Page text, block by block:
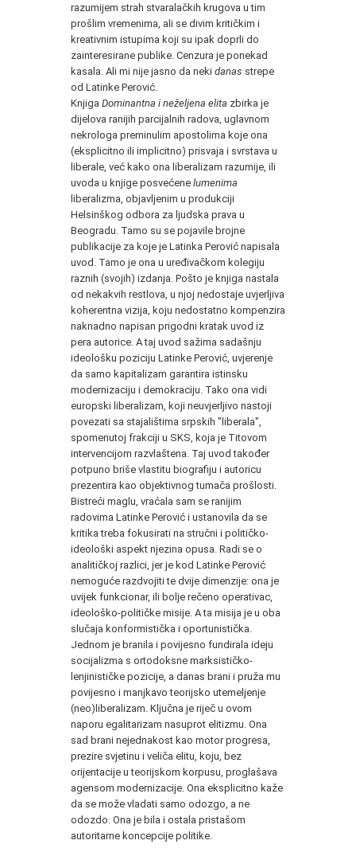
razumijem strah stvaralačkih krugova u tim
prošlim vremenima, ali se divim kritičkim i
kreativnim istupima koji su ipak doprli do
zainteresirane publike. Cenzura je ponekad
kasala. Ali mi nije jasno da neki danas strepe
od Latinke Perović.
Knjiga Dominantna i neželjena elita zbirka je
dijelova ranijih parcijalnih radova, uglavnom
nekrologa preminulim apostolima koje ona
(eksplicitno ili implicitno) prisvaja i svrstava u
liberale, već kako ona liberalizam razumije, ili
uvoda u knjige posvećene lumenima
liberalizma, objavljenim u produkciji
Helsinškog odbora za ljudska prava u
Beogradu. Tamo su se pojavile brojne
publikacije za koje je Latinka Perović napisala
uvod. Tamo je ona u uređivačkom kolegiju
raznih (svojih) izdanja. Pošto je knjiga nastala
od nekakvih restlova, u njoj nedostaje uvjerljiva
koherentna vizija, koju nedostatno kompenzira
naknadno napisan prigodni kratak uvod iz
pera autorice. A taj uvod sažima sadašnju
ideološku poziciju Latinke Perović, uvjerenje
da samo kapitalizam garantira istinsku
modernizaciju i demokraciju. Tako ona vidi
europski liberalizam, koji neuvjerljivo nastoji
povezati sa stajalištima srpskih "liberala",
spomenutoj frakciji u SKS, koja je Titovom
intervencijom razvlaštena. Taj uvod također
potpuno briše vlastitu biografiju i autoricu
prezentira kao objektivnog tumača prošlosti.
Bistreći maglu, vraćala sam se ranijim
radovima Latinke Perović i ustanovila da se
kritika treba fokusirati na stručni i političko-
ideološki aspekt njezina opusa. Radi se o
analitičkoj razlici, jer je kod Latinke Perović
nemoguće razdvojiti te dvije dimenzije: ona je
uvijek funkcionar, ili bolje rečeno operativac,
ideološko-političke misije. A ta misija je u oba
slučaja konformistička i oportunistička.
Jednom je branila i povijesno fundirala ideju
socijalizma s ortodoksne marksističko-
lenjinističke pozicije, a danas brani i pruža mu
povijesno i manjkavo teorijsko utemeljenje
(neo)liberalizam. Ključna je riječ u ovom
naporu egalitarizam nasuprot elitizmu. Ona
sad brani nejednakost kao motor progresa,
prezire svjetinu i veliča elitu, koju, bez
orijentacije u teorijskom korpusu, proglašava
agensom modernizacije. Ona eksplicitno kaže
da se može vladati samo odozgo, a ne
odozdo. Ona je bila i ostala pristašom
autoritarne koncepcije politike.